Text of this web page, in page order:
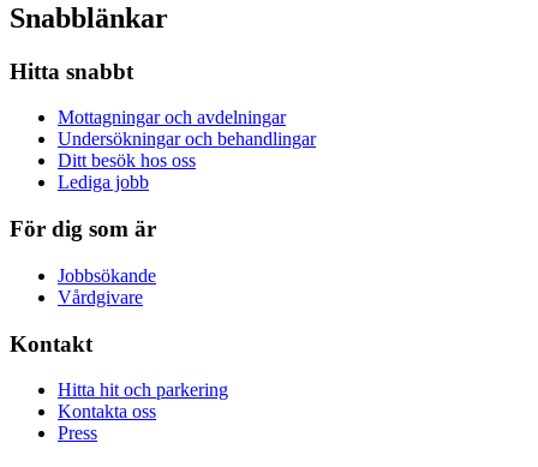
Snabblänkar
Hitta snabbt
Mottagningar och avdelningar
Undersökningar och behandlingar
Ditt besök hos oss
Lediga jobb
För dig som är
Jobbsökande
Vårdgivare
Kontakt
Hitta hit och parkering
Kontakta oss
Press